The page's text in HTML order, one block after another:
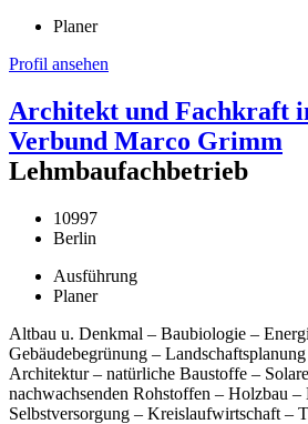
Planer
Profil ansehen
Architekt und Fachkraft
Verbund Marco Grimm
Lehmbaufachbetrieb
10997
Berlin
Ausführung
Planer
Altbau u. Denkmal – Baubiologie –
Gebäudebegrünung –
Architektur – natürliche Baustoffe –
nachwachsenden Rohstoffen – Holzbau –
Selbstversorgung – Kreislaufwirtschaft –